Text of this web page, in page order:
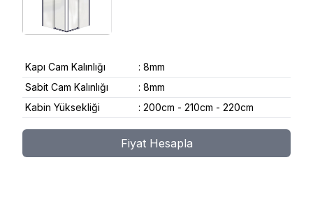
Kapı Cam Kalınlığı : 8mm
Sabit Cam Kalınlığı
: 8mm
Kabin Yüksekliği
: 200cm - 210cm - 220cm
Fiyat Hesapla